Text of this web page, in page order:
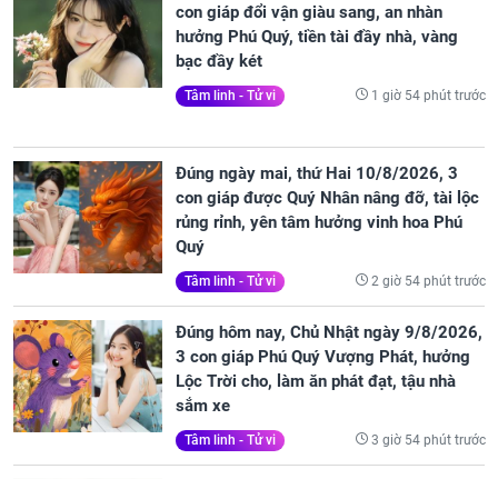
con giáp đổi vận giàu sang, an nhàn
hưởng Phú Quý, tiền tài đầy nhà, vàng
bạc đầy két
Tâm linh - Tử vi 1 giờ 54 phút trước
Đúng ngày mai, thứ Hai 10/8/2026, 3
con giáp được Quý Nhân nâng đỡ, tài lộc
rủng rỉnh, yên tâm hưởng vinh hoa Phú
Quý
Tâm linh - Tử vi 2 giờ 54 phút trước
Đúng hôm nay, Chủ Nhật ngày 9/8/2026,
3 con giáp Phú Quý Vượng Phát, hưởng
Lộc Trời cho, làm ăn phát đạt, tậu nhà
sắm xe
Tâm linh - Tử vi 3 giờ 54 phút trước